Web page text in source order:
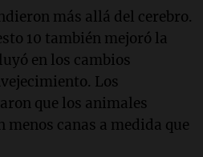
más allá del cerebro.
10 también mejoró la
en los cambios
Los
que los animales
canas a medida que